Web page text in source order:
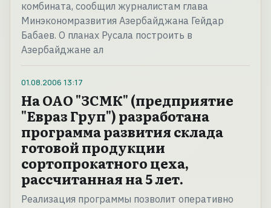
комбината, сообщил журналистам глава
Минэкономразвития Азербайджана Гейдар
Бабаев. О планах Русала построить в
Азербайджане ал
01.08.2006 13:17
На ОАО "ЗСМК" (предприятие
"Евраз Груп") разработана
программа развития склада
готовой продукции
сортопрокатного цеха,
рассчитанная на 5 лет.
Реализация программы позволит оперативно